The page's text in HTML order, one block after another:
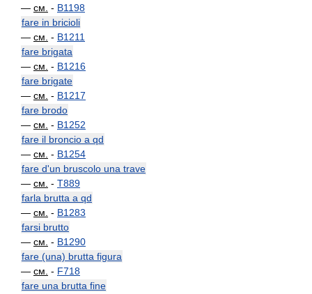
— см. - B1198
fare in bricioli
— см. - B1211
fare brigata
— см. - B1216
fare brigate
— см. - B1217
fare brodo
— см. - B1252
fare il broncio a qd
— см. - B1254
fare d'un bruscolo una trave
— см. - T889
farla brutta a qd
— см. - B1283
farsi brutto
— см. - B1290
fare (una) brutta figura
— см. - F718
fare una brutta fine